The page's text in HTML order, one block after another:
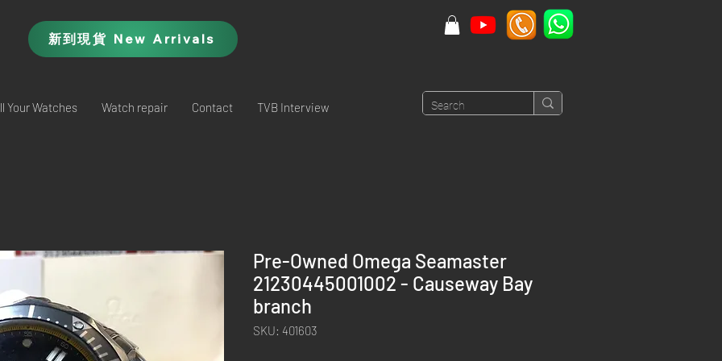
新到現貨 New Arrivals
Your Watches Watch repair Contact TVB Interview
Pre-Owned Omega Seamaster
21230445001002 - Causeway Bay
branch
SKU: 401603